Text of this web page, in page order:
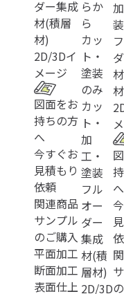
ダー集成
材(積層
材)
2D/3Dイ
メージ
図面をお
持ちの方
へ
今すぐお
見積もり
依頼
関連商品
サンプル
のご購入
平面加工
断面加工
表面仕上
らか
ら
カッ
ト・
塗装
のみ
カッ
ト・
加
工・
塗装
フル
オー
ダー
集成
材(積
層材)
2D/3D
装
へ